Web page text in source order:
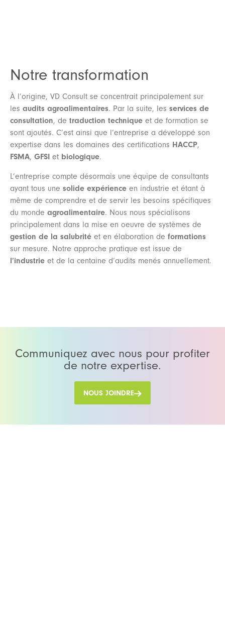
Notre transformation
À l’origine, VD Consult se concentrait principalement sur
les audits agroalimentaires. Par la suite, les services de
consultation, de traduction technique et de formation se
sont ajoutés. C’est ainsi que l’entreprise a développé son
expertise dans les domaines des certifications HACCP,
FSMA, GFSI et biologique.
L’entreprise compte désormais une équipe de consultants
ayant tous une solide expérience en industrie et étant à
même de comprendre et de servir les besoins spécifiques
du monde agroalimentaire. Nous nous spécialisons
principalement dans la mise en oeuvre de systèmes de
gestion de la salubrité et en élaboration de formations
sur mesure. Notre approche pratique est issue de
l’industrie et de la centaine d’audits menés annuellement.
Communiquez avec nous pour profiter
de notre expertise.
NOUS JOINDRE